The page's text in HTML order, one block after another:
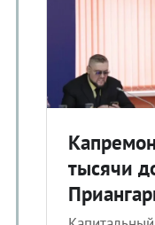
тысячи